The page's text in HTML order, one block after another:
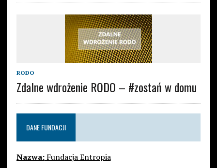
RODO
Zdalne wdrożenie RODO – #zostań w domu
DANE FUNDACJI
Nazwa:Fundacja Entropia